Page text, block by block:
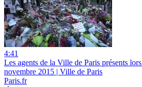
4:41
Les agents de la Ville de Paris présents
novembre 2015 | Ville de Paris
Paris.fr